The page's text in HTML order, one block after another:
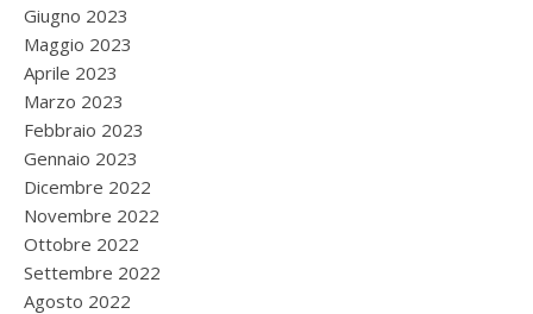
Giugno 2023
Maggio 2023
Aprile 2023
Marzo 2023
Febbraio 2023
Gennaio 2023
Dicembre 2022
Novembre 2022
Ottobre 2022
Settembre 2022
Agosto 2022